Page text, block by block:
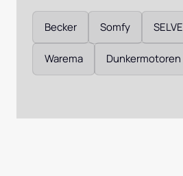
Auswählen
Becker Somfy SELVE
Warema Dunkermotoren